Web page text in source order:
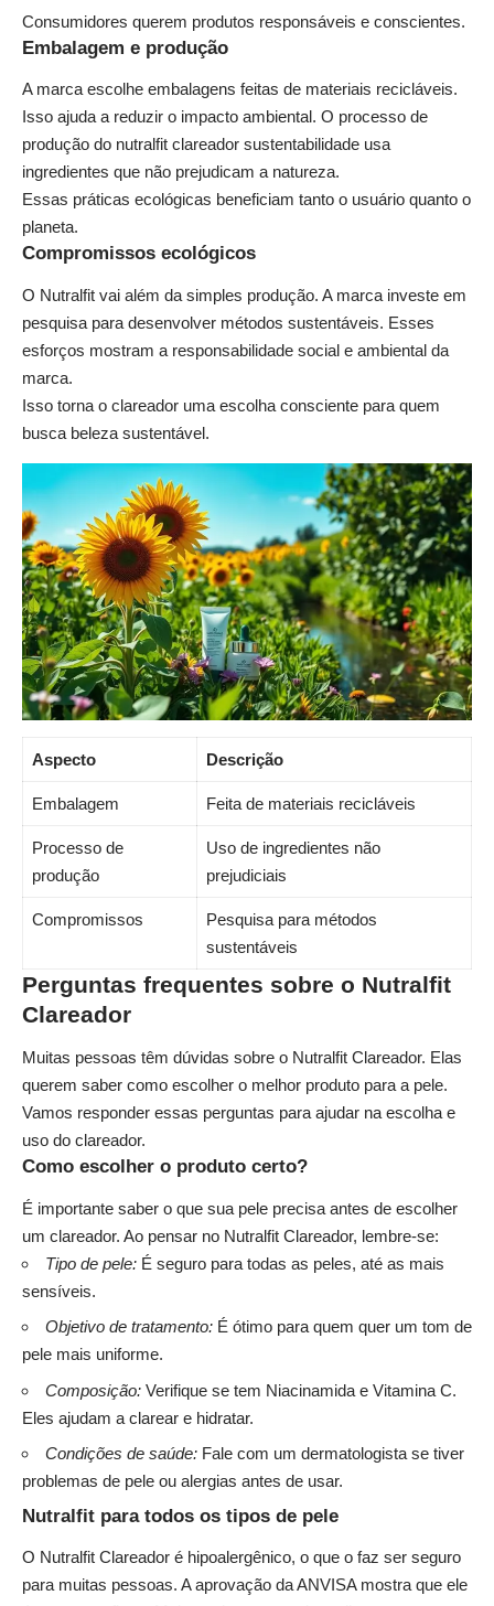
Consumidores querem produtos responsáveis e conscientes.
Embalagem e produção
A marca escolhe embalagens feitas de materiais recicláveis.
Isso ajuda a reduzir o impacto ambiental. O processo de
produção do nutralfit clareador sustentabilidade usa
ingredientes que não prejudicam a natureza.
Essas práticas ecológicas beneficiam tanto o usuário quanto o
planeta.
Compromissos ecológicos
O Nutralfit vai além da simples produção. A marca investe em
pesquisa para desenvolver métodos sustentáveis. Esses
esforços mostram a responsabilidade social e ambiental da
marca.
Isso torna o clareador uma escolha consciente para quem
busca beleza sustentável.
Aspecto Descrição
Embalagem Feita de materiais recicláveis
Processo de
produção
Uso de ingredientes não
prejudiciais
Compromissos
Pesquisa para métodos
sustentáveis
Perguntas frequentes sobre o Nutralfit
Clareador
Muitas pessoas têm dúvidas sobre o Nutralfit Clareador. Elas
querem saber como escolher o melhor produto para a pele.
Vamos responder essas perguntas para ajudar na escolha e
uso do clareador.
Como escolher o produto certo?
É importante saber o que sua pele precisa antes de escolher
um clareador. Ao pensar no Nutralfit Clareador, lembre-se:
Tipo de pele: É seguro para todas as peles, até as mais
sensíveis.
Objetivo de tratamento: É ótimo para quem quer um tom de
pele mais uniforme.
Composição: Verifique se tem Niacinamida e Vitamina C.
Eles ajudam a clarear e hidratar.
Condições de saúde: Fale com um dermatologista se tiver
problemas de pele ou alergias antes de usar.
Nutralfit para todos os tipos de pele
O Nutralfit Clareador é hipoalergênico, o que o faz ser seguro
para muitas pessoas. A aprovação da ANVISA mostra que ele